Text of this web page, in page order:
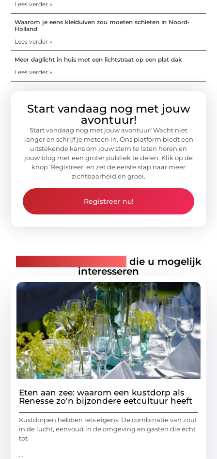
Lees verder »
Waarom je eens kleiduiven zou moeten schieten in Noord-
Holland
Lees verder »
Meer daglicht in huis met een lichtstraat op een plat dak
Lees verder »
Start vandaag nog met jouw
avontuur!
Start vandaag nog met jouw avontuur! Wacht niet
langer en schrijf je meteen in. Ons platform biedt een
uitstekende kans om jouw stem te laten horen en
jouw blog met een groter publiek te delen. Klik op de
knop ‘Registreer’ en zet de eerste stap naar meer
zichtbaarheid en groei.
Registreer nu!
die u mogelijk
interesseren
Eten aan zee: waarom een kustdorp als
Renesse zo'n bijzondere eetcultuur heeft
Kustdorpen hebben iets eigens. De combinatie van zout
in de lucht, eenvoud in de omgeving en gasten die écht
tot
...